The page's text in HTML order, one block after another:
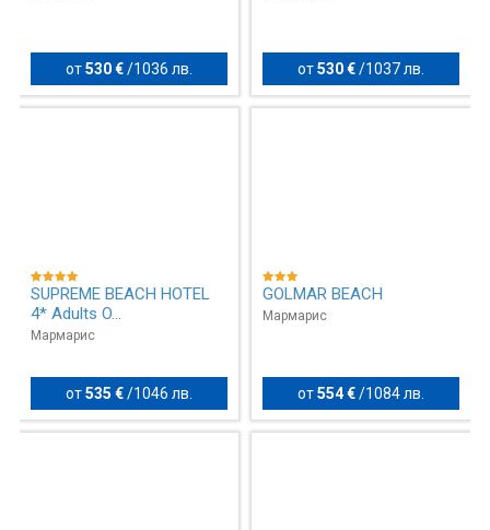
от530 € / 1036 лв. от530 €/ 1037 лв.
SUPREME BEACH HOTEL
4* Adults O...
Мармарис
от535 € / 1046 лв.
GOLMAR BEACH
Мармарис
от554 €/ 1084 лв.